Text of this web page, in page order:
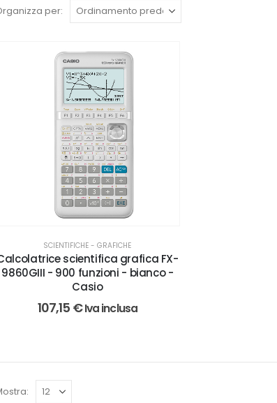
per:
SCIENTIFICHE - GRAFICHE
scientifica grafica FX-
9860GIII - 900 funzioni - bianco -
Casio
107,15 €Iva inclusa